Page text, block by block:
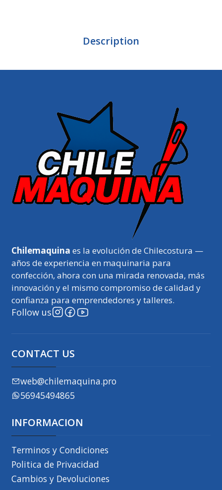
Description
Chilemaquina es la evolución de Chilecostura —
años de experiencia en maquinaria para
confección, ahora con una mirada renovada, más
innovación y el mismo compromiso de calidad y
confianza para emprendedores y talleres.
Follow us
CONTACT US
web@chilemaquina.pro
56945494865
INFORMACION
Terminos y Condiciones
Politica de Privacidad
Cambios y Devoluciones